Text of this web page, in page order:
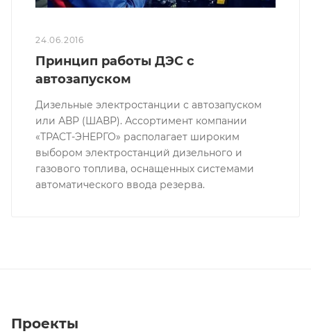
24.06.2016
Принцип работы ДЭС с
автозапуском
Дизельные электростанции с автозапуском
или АВР (ШАВР). Ассортимент компании
«ТРАСТ-ЭНЕРГО» располагает широким
выбором электростанций дизельного и
газового топлива, оснащенных системами
автоматического ввода резерва.
Проекты